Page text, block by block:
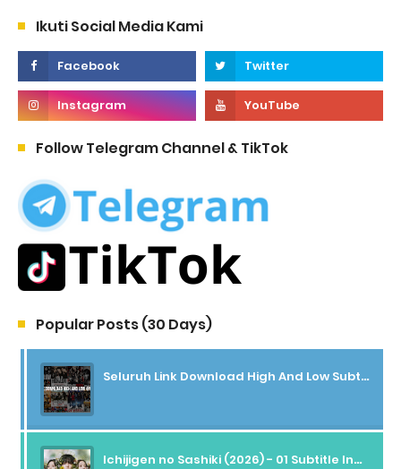
Ikuti Social Media Kami
Follow Telegram Channel & TikTok
Popular Posts (30 Days)
Seluruh Link Download High And Low Subtitle Indonesia
Ichijigen no Sashiki (2026) - 01 Subtitle Indonesia